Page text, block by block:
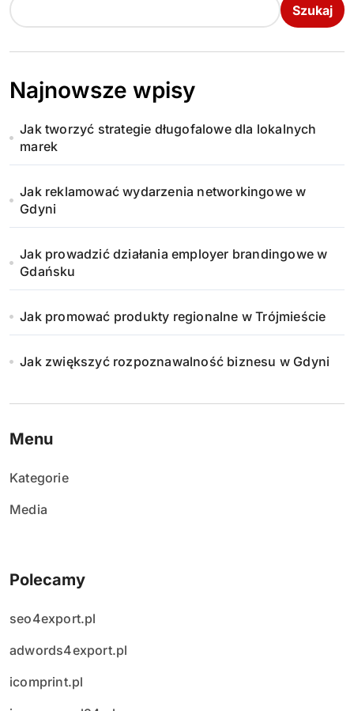
n
i
c
o
a
n
i
e
w
p
i
s
ó
w
Szukaj
Najnowsze wpisy
Jak tworzyć strategie długofalowe dla lokalnych
marek
Jak reklamować wydarzenia networkingowe w
Gdyni
Jak prowadzić działania employer brandingowe w
Gdańsku
Jak promować produkty regionalne w Trójmieście
Jak zwiększyć rozpoznawalność biznesu w Gdyni
Menu
Kategorie
Media
Polecamy
seo4export.pl
adwords4export.pl
icomprint.pl